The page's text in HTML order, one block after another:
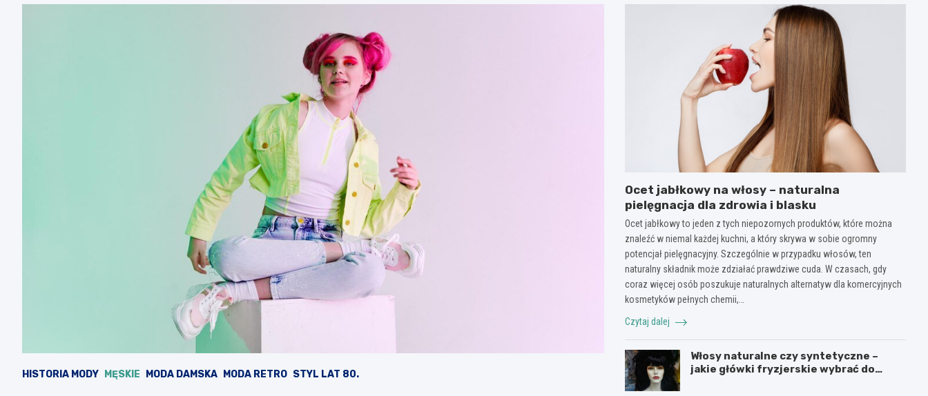
HISTORIA MODY MĘSKIE MODA DAMSKA MODA RETRO STYL LAT 80.
Ocet jabłkowy na włosy – naturalna
pielęgnacja dla zdrowia i blasku
Ocet jabłkowy to jeden z tych niepozornych produktów, które można
znaleźć w niemal każdej kuchni, a który skrywa w sobie ogromny
potencjał pielęgnacyjny. Szczególnie w przypadku włosów, ten
naturalny składnik może zdziałać prawdziwe cuda. W czasach, gdy
coraz więcej osób poszukuje naturalnych alternatyw dla komercyjnych
kosmetyków pełnych chemii,…
Czytaj dalej
Włosy naturalne czy syntetyczne –
jakie główki fryzjerskie wybrać do